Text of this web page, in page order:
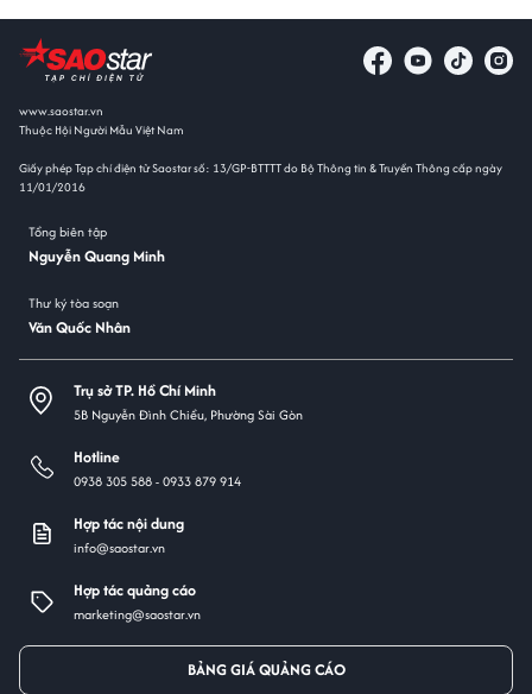
www.saostar.vn
Thuộc Hội Người Mẫu Việt Nam
Giấy phép Tạp chí điện tử Saostar số: 13/GP-BTTTT do Bộ Thông tin & Truyền Thông cấp ngày
11/01/2016
Tổng biên tập
Nguyễn Quang Minh
Thư ký tòa soạn
Văn Quốc Nhân
Trụ sở TP. Hồ Chí Minh
5B Nguyễn Đình Chiểu, Phường Sài Gòn
Hotline
0938 305 588 -0933 879 914
Hợp tác nội dung
info@saostar.vn
Hợp tác quảng cáo
marketing@saostar.vn
BẢNG GIÁ QUẢNG CÁO